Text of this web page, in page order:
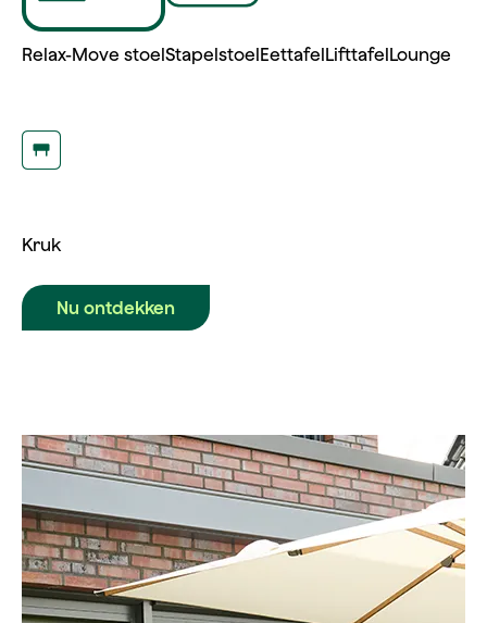
Relax-Move stoelStapelstoelEettafelLifttafelLounge
Kruk
Nu ontdekken